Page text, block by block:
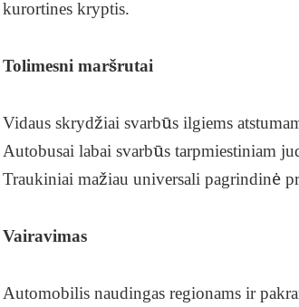
kurortines kryptis.
Tolimesni maršrutai
Vidaus skrydžiai svarbūs ilgiems
Autobusai labai svarbūs tarpmiestiniam
Traukiniai mažiau universali pagrindinė
Vairavimas
Automobilis naudingas regionams ir